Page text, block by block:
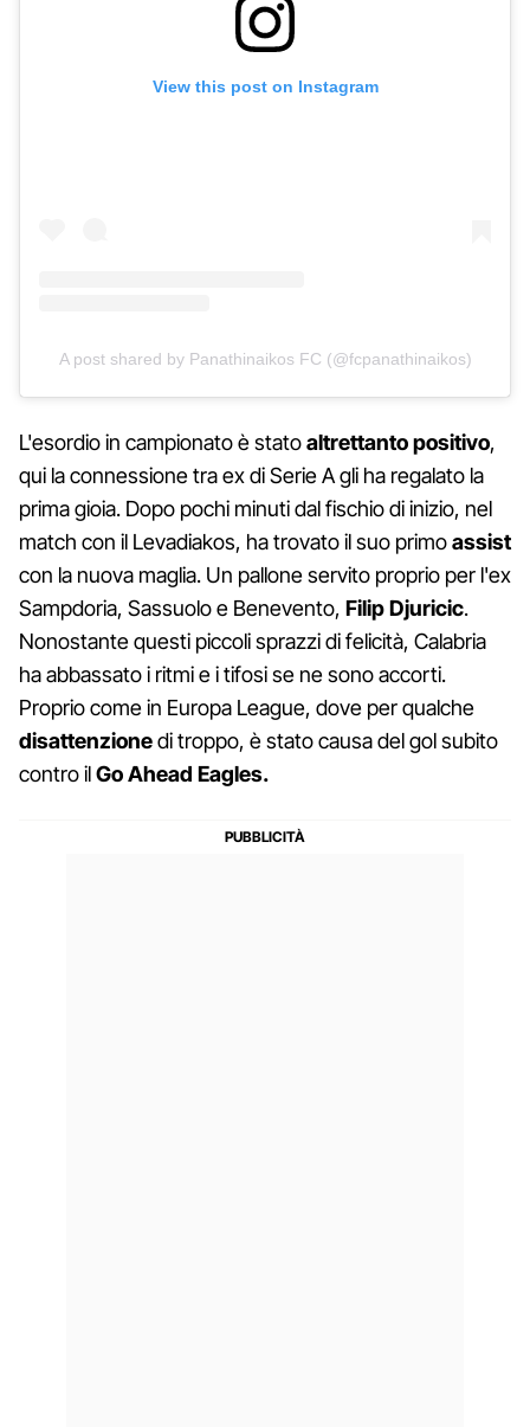
View this post on Instagram
A post shared by Panathinaikos FC (@fcpanathinaikos)
L'esordio in campionato è statoaltrettanto positivo,
qui la connessione tra ex di Serie A gli ha regalato la
prima gioia. Dopo pochi minuti dal fischio di inizio, nel
match con il Levadiakos, ha trovato il suo primoassist
con la nuova maglia. Un pallone servito proprio per l'ex
Sampdoria, Sassuolo e Benevento, FilipDjuricic.
Nonostante questi piccoli sprazzi di felicità, Calabria
ha abbassato i ritmi e i tifosi se ne sono accorti.
Proprio come in Europa League, dove per qualche
disattenzionedi troppo, è stato causa del gol subito
contro ilGo Ahead Eagles.